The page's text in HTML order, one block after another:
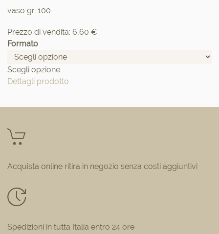
vaso gr. 100
Prezzo di vendita: 6,60 €
Formato
Scegli opzione
Dettagli prodotto
Acquista online ritira in negozio senza costi aggiuntivi
Spedizioni in tutta Italia entro 24 ore